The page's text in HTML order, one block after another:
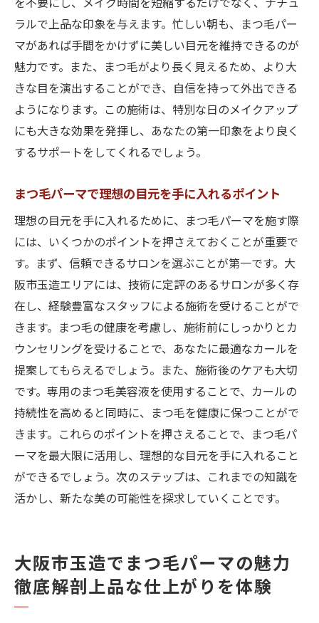
ック
大阪市のサロン情報とまつ毛パーマの魅力
まつ毛パーマで目元を引き締める効果
玉造でおすすめのサロンとその特徴
まつ毛パーマと上品な目元の関係性
監修者：colette.スタッフ
を不要にし、メイク時間を短縮するだけでなく、ナチュ
ラルで上品な印象を与えます。忙しい朝も、まつ毛パー
マがあれば手間をかけずに美しい目元を維持できるのが
魅力です。また、まつ毛がより長く見えるため、より大
きな目を演出することができ、自信を持って外出できる
ようになります。この施術は、特別な日のメイクアップ
にも大きな効果を発揮し、あなたの第一印象をより良く
するサポートをしてくれるでしょう。
まつ毛パーマで理想の目元を手に入れるポイント
理想の目元を手に入れるために、まつ毛パーマを施す際
には、いくつかのポイントを押さえておくことが重要で
す。まず、信頼できるサロンを選ぶことが第一です。大
阪市玉造エリアには、技術に定評のあるサロンが多く存
在し、経験豊富なスタッフによる施術を受けることがで
きます。まつ毛の健康を考慮し、施術前にしっかりとカ
ウンセリングを受けることで、あなたに最適なカールを
提案してもらえるでしょう。また、施術後のケアも大切
です。専用のまつ毛美容液を使用することで、カールの
持続性を高めると同時に、まつ毛を健康に保つことがで
きます。これらのポイントを押さえることで、まつ毛パ
ーマを最大限に活用し、理想的な目元を手に入れること
ができるでしょう。次のステップは、これまでの知識を
活かし、新たな美の可能性を探求していくことです。
大阪市玉造でまつ毛パーマの魅力
徹底解剖上品な仕上がりを体験